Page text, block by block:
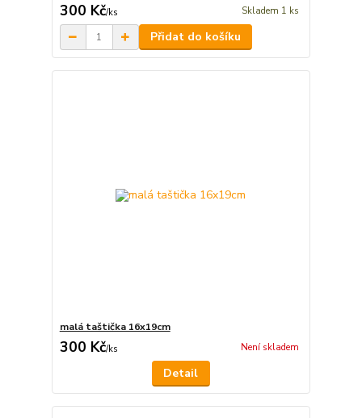
300 Kč/ks Skladem 1 ks
Přidat do košíku
malá taštička 16x19cm
300 Kč/ks Není skladem
Detail